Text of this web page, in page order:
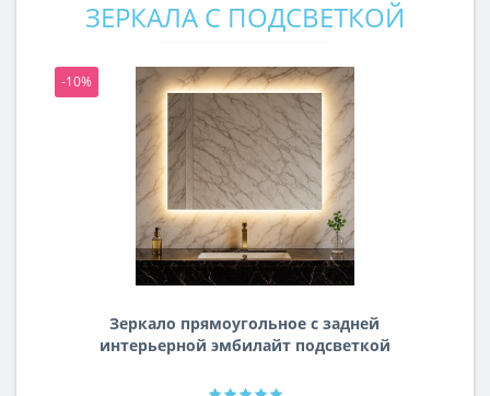
ЗЕРКАЛА С ПОДСВЕТКОЙ
-10%
Зеркало прямоугольное с задней
интерьерной эмбилайт подсветкой